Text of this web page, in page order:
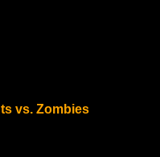
vs. Zombies